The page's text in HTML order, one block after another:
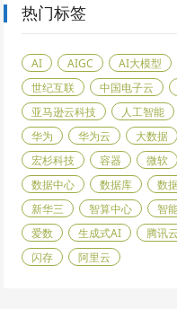
热门标签
AI AIGC AI大模型
世纪互联
中国电子云
亚马逊云科技
人工智能
华为
华为云 大数据
宏杉科技
容器 微软
数据中心
数据库 数
新华三
智算中心 智
爱数
生成式AI 腾讯云
闪存
阿里云